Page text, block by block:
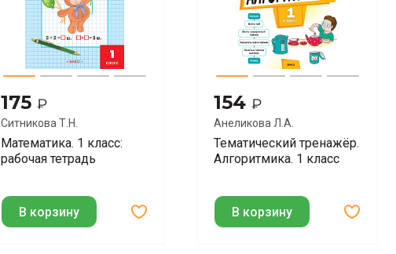
175 ₽
Ситникова Т.Н.
Математика. 1 класс:
рабочая тетрадь
В корзину
154₽
Анеликова Л.А.
Тематический тренажёр.
Алгоритмика. 1 класс
В корзину